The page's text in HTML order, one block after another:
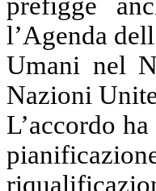
l’Agenda
Umani nel
Nazioni
L’accordo